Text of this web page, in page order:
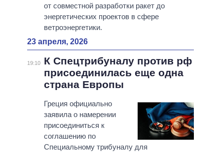
от совместной разработки ракет до
энергетических проектов в сфере
ветроэнергетики.
23 апреля, 2026
19:10
К Спецтрибуналу против рф
присоединилась еще одна
страна Европы
Греция официально
заявила о намерении
присоединиться к
соглашению по
Специальному трибуналу для